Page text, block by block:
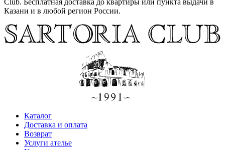
Club. Бесплатная доставка до квартиры или пункта выдачи в
Казани и в любой регион России.
Каталог
Доставка и оплата
Возврат
Услуги ателье